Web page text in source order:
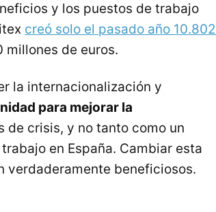
y los puestos de trabajo
creó solo el pasado año 10.802
millones de euros.
la internacionalización y
para mejorar la
de crisis, y no tanto como un
en España. Cambiar esta
verdaderamente beneficiosos.